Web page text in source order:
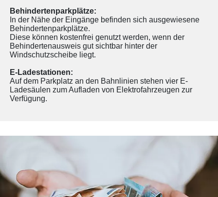
Behindertenparkplätze:
In der Nähe der Eingänge befinden sich ausgewiesene
Behindertenparkplätze.
Diese können kostenfrei genutzt werden, wenn der
Behindertenausweis gut sichtbar hinter der
Windschutzscheibe liegt.
E-Ladestationen:
Auf dem Parkplatz an den Bahnlinien stehen vier E-
Ladesäulen zum Aufladen von Elektrofahrzeugen zur
Verfügung.